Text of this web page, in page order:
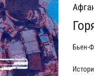
Бьен-